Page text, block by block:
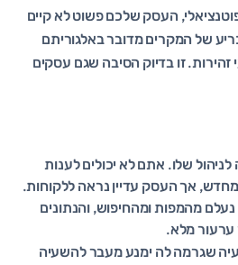
העסק שלכם פשוט לא קיים
של המקרים מדובר באלגוריתם
זו בדיוק הסיבה שגם עסקים
שלו. אתם לא יכולים לענות
אך העסק עדיין נראה ללקוחות.
מהמפות ומהחיפוש, והנתונים
ערעור מלא.
שגרמה לה ימנע מעבר להשעיה